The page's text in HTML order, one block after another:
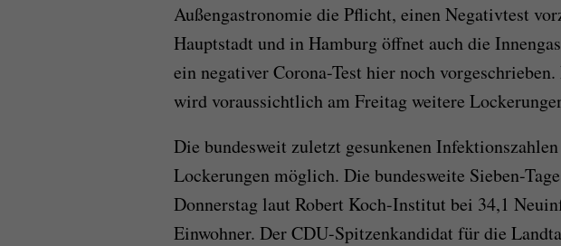
Außengastronomie die Pflicht, einen Negativtest
Hauptstadt und in Hamburg öffnet auch die
ein negativer Corona-Test hier noch
wird voraussichtlich am Freitag weitere
Die bundesweit zuletzt gesunkenen
Lockerungen möglich. Die bundesweite Sieben-
Donnerstag laut Robert Koch-Institut bei 34,1
Einwohner. Der CDU-Spitzenkandidat für die